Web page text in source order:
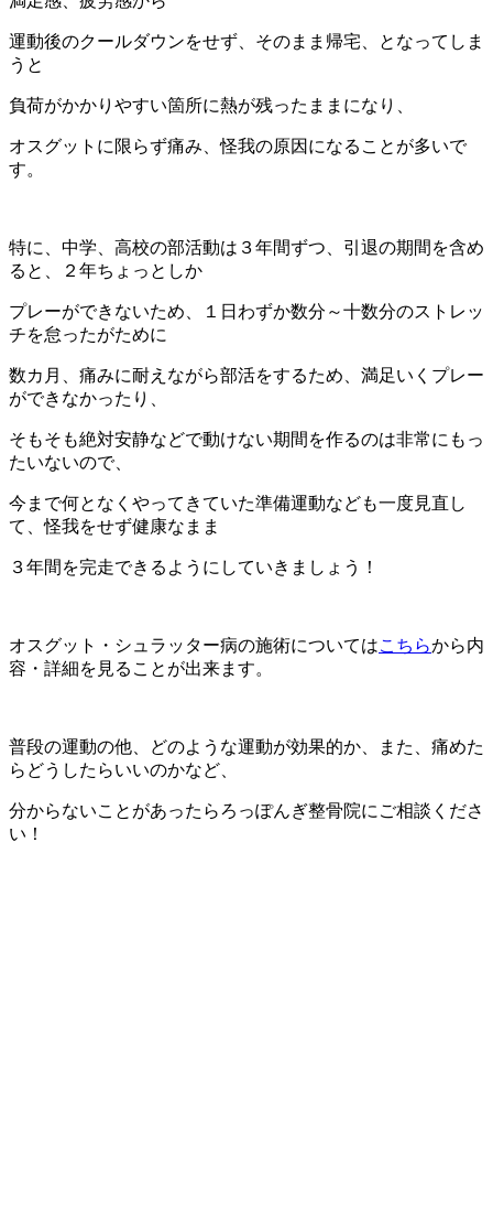
運動後のクールダウンをせず、そのまま帰宅、となってしま
うと
負荷がかかりやすい箇所に熱が残ったままになり、
オスグットに限らず痛み、怪我の原因になることが多いで
す。
特に、中学、高校の部活動は３年間ずつ、引退の期間を含め
ると、２年ちょっとしか
プレーができないため、１日わずか数分～十数分のストレッ
チを怠ったがために
数カ月、痛みに耐えながら部活をするため、満足いくプレー
ができなかったり、
そもそも絶対安静などで動けない期間を作るのは非常にもっ
たいないので、
今まで何となくやってきていた準備運動なども一度見直し
て、怪我をせず健康なまま
３年間を完走できるようにしていきましょう！
オスグット・シュラッター病の施術についてはこちらから内
容・詳細を見ることが出来ます。
普段の運動の他、どのような運動が効果的か、また、痛めた
らどうしたらいいのかなど、
分からないことがあったらろっぽんぎ整骨院にご相談くださ
い！